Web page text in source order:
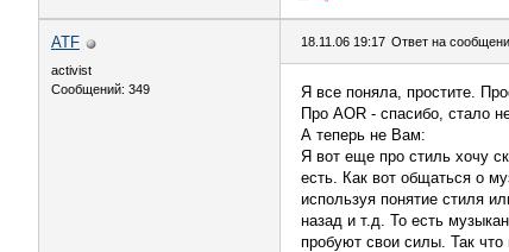
ATF
activist
Сообщений: 349
18.11.06 19:17 Ответ на
Я все поняла, простите.
Про AOR - спасибо, стало
А теперь не Вам:
Я вот еще про стиль хочу
есть. Как вот общаться о
используя понятие стиля
назад и т.д. То есть
пробуют свои силы. Так что